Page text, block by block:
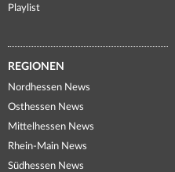
Playlist
REGIONEN
Nordhessen News
Osthessen News
Mittelhessen News
Rhein-Main News
Südhessen News